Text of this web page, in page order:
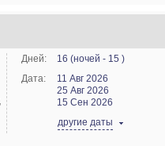
Дней:
16 (ночей - 15 )
Дата:
11 Авг 2026
25 Авг 2026
15 Сен 2026
другие даты